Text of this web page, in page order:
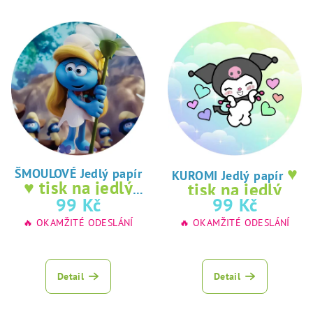
ŠMOULOVÉ Jedlý papír
♥ tisk na jedlý
papír
99 Kč
🔥 OKAMŽITÉ ODESLÁNÍ
Detail
KUROMI Jedlý papír ♥
tisk na jedlý
papír
99 Kč
🔥 OKAMŽITÉ ODESLÁNÍ
Detail